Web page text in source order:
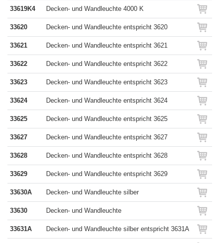
33619K4 Decken- und Wandleuchte 4000 K
33620 Decken- und Wandleuchte entspricht 3620
33621 Decken- und Wandleuchte entspricht 3621
33622 Decken- und Wandleuchte entspricht 3622
33623 Decken- und Wandleuchte entspricht 3623
33624 Decken- und Wandleuchte entspricht 3624
33625 Decken- und Wandleuchte entspricht 3625
33627 Decken- und Wandleuchte entspricht 3627
33628 Decken- und Wandleuchte entspricht 3628
33629 Decken- und Wandleuchte entspricht 3629
33630A Decken- und Wandleuchte silber
33630 Decken- und Wandleuchte
33631A Decken- und Wandleuchte silber entspricht 3631A